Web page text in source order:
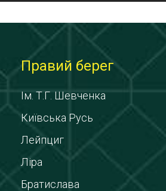
Правий берег
Ім. Т.Г. Шевченка
Київська Русь
Лейпциг
Ліра
Братислава